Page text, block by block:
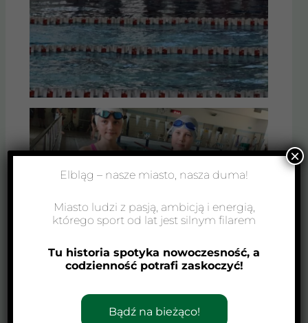
Elbląg – nasze miasto, nasza duma!
Miasto ludzi z pasją, ambicją i energią,
którego sport od lat jest silnym filarem
Tu historia spotyka nowoczesność, a
codzienność potrafi zaskoczyć!
Bądź na bieżąco!
×